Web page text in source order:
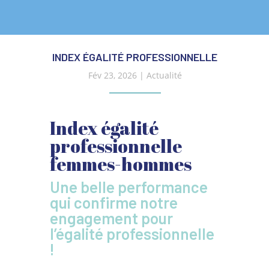
INDEX ÉGALITÉ PROFESSIONNELLE
Fév 23, 2026 | Actualité
Index égalité
professionnelle
femmes-hommes
Une belle performance
qui confirme notre
engagement pour
l’égalité professionnelle
!